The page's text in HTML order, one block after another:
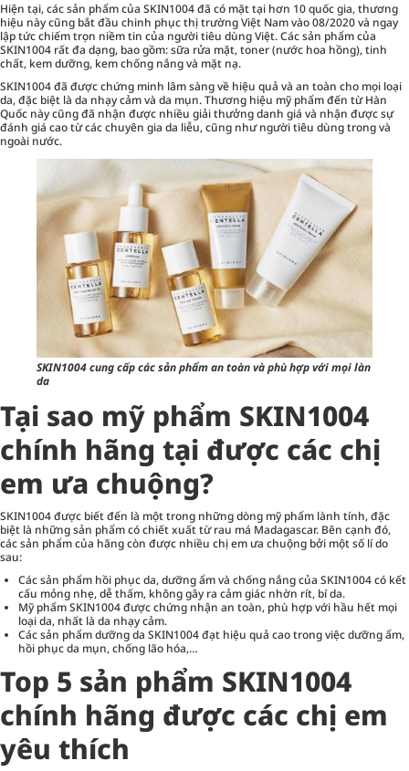
Hiện tại, các sản phẩm của SKIN1004 đã có mặt tại hơn 10 quốc gia, thương
hiệu này cũng bắt đầu chinh phục thị trường Việt Nam vào 08/2020 và ngay
lập tức chiếm trọn niềm tin của người tiêu dùng Việt. Các sản phẩm của
SKIN1004 rất đa dạng, bao gồm: sữa rửa mặt, toner (nước hoa hồng), tinh
chất, kem dưỡng, kem chống nắngvà mặt nạ.
SKIN1004 đã được chứng minh lâm sàng về hiệu quả và an toàn cho mọi loại
da, đặc biệt là da nhạy cảm và da mụn. Thương hiệu mỹ phẩm đến từ Hàn
Quốc này cũng đã nhận được nhiều giải thưởng danh giá và nhận được sự
đánh giá cao từ các chuyên gia da liễu, cũng như người tiêu dùng trong và
ngoài nước.
SKIN1004 cung cấp các sản phẩm an toàn và phù hợp với mọi làn
da
Tại sao mỹ phẩm SKIN1004
chính hãng tại được các chị
em ưa chuộng?
SKIN1004 được biết đến là một trong những dòng mỹ phẩm lành tính, đặc
biệt là những sản phẩm có chiết xuất từ rau má Madagascar. Bên cạnh đó,
các sản phẩm của hãng còn được nhiều chị em ưa chuộng bởi một số lí do
sau:
Các sản phẩm hồi phục da, dưỡng ẩm và chống nắng của SKIN1004 có kết
cấu mỏng nhẹ, dễ thấm, không gây ra cảm giác nhờn rít, bí da.
Mỹ phẩm SKIN1004 được chứng nhận an toàn, phù hợp với hầu hết mọi
loại da, nhất là da nhạy cảm.
Các sản phẩm dưỡng da SKIN1004 đạt hiệu quả cao trong việcdưỡng ẩm,
hồi phục da mụn, chống lão hóa,…
Top 5 sản phẩm SKIN1004
chính hãng được các chị em
yêu thích